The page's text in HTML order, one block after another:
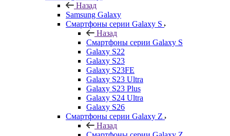
Назад
Samsung Galaxy
Смартфоны серии Galaxy S
Назад
Смартфоны серии Galaxy S
Galaxy S22
Galaxy S23
Galaxy S23FE
Galaxy S23 Ultra
Galaxy S23 Plus
Galaxy S24 Ultra
Galaxy S26
Смартфоны серии Galaxy Z
Назад